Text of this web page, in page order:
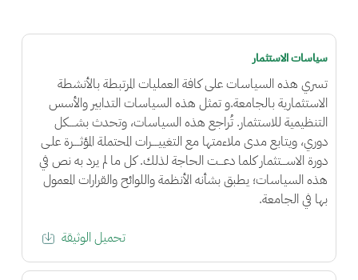
سياسات الاستثمار
تسري هذه السياسات على كافة العمليات المرتبطة بالأنشطة
الاستثمارية بالجامعة.و تمثل هذه السياسات التدابير والأسس
التنظيمية للاستثمار. تُراجع هذه السياسات، وتحدث بشــــكل
دوري، ويتابع مدى ملاءمتها مع التغييــــرات المحتملة المؤثــــرة علـى
دورة الاســـتثمار كلما دعـــت الحاجة لذلك. كل ما لم يرد به نص في
هذه السياسات؛ يطبق بشأنه الأنظمة واللوائح والقرارات المعمول
بها في الجامعة.
تحميل الوثيقة